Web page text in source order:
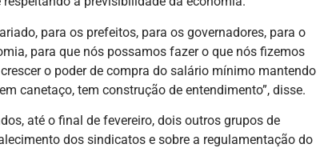
para os prefeitos, para os governadores, para o
para que nós possamos fazer o que nós fizemos
o poder de compra do salário mínimo mantendo
canetaço, tem construção de entendimento”, disse.
até o final de fevereiro, dois outros grupos de
dos sindicatos e sobre a regulamentação do